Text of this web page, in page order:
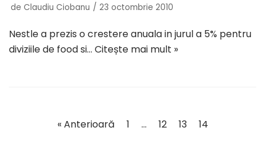
de Claudiu Ciobanu 23 octombrie 2010
Nestle a prezis o crestere anuala in jurul a 5% pentru
diviziile de food si… Citește mai mult »
« Anterioară 1 … 12 13 14